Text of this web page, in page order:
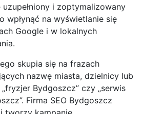
i zoptymalizowany
wpłynąć na wyświetlanie się
Google i w lokalnych
skupia się na frazach
nazwę miasta, dzielnicy lub
Bydgoszcz” czy „serwis
Firma SEO Bydgoszcz